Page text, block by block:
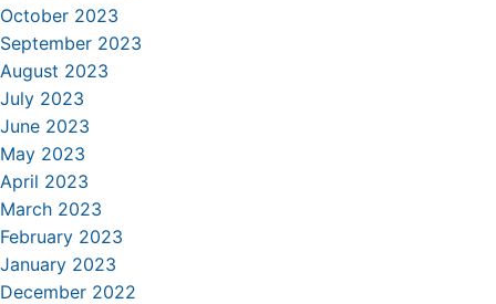
October 2023
September 2023
August 2023
July 2023
June 2023
May 2023
April 2023
March 2023
February 2023
January 2023
December 2022